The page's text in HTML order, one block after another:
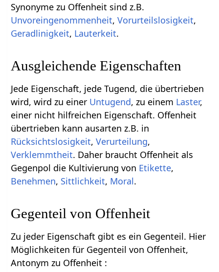
Synonyme zu Offenheit sind z.B.
Unvoreingenommenheit,Vorurteilslosigkeit,
Geradlinigkeit, Lauterkeit.
Ausgleichende Eigenschaften
Jede Eigenschaft, jede Tugend, die übertrieben
wird, wird zu einer Untugend, zu einem Laster,
einer nicht hilfreichen Eigenschaft. Offenheit
übertrieben kann ausarten z.B. in
Rücksichtslosigkeit,Verurteilung,
Verklemmtheit. Daher braucht Offenheit als
Gegenpol die Kultivierung von Etikette,
Benehmen, Sittlichkeit, Moral.
Gegenteil von Offenheit
Zu jeder Eigenschaft gibt es ein Gegenteil. Hier
Möglichkeiten für Gegenteil von Offenheit,
Antonym zu Offenheit :